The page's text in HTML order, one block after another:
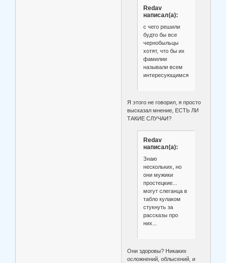
Redav
написал(а):
с чего решили
будто бы все
чернобыльцы
хотят, что бы их
фамилии
называли всем
интересующимся?
Я этого не говорил, я просто
высказал мнение, ЕСТЬ ЛИ
ТАКИЕ СЛУЧАИ?
Redav
написал(а):
Знаю
нескольких, но
они мужики
простецкие...
могут слеганца в
табло кулаком
стукнуть за
рассказы про
них...
Они здоровы? Никаких
осложнений, облысений, и